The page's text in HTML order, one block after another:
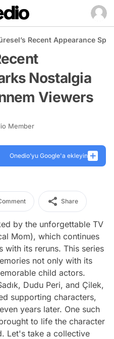
Recent Appearance
Nostalgia
Viewers
Member
Onedio’yu Google'a ekleyin
Share
by the unforgettable TV
Mom), which continues
with its reruns. This series
not only with its
child actors.
Dudu Peri, and Çilek,
supporting characters,
years later. One such
to life the character
Let's take a collective